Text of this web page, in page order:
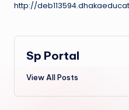
http://
Sp Portal
View All Posts